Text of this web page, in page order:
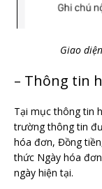
Giao
– Thông tin
Tại mục thông tin
trường thông tin
hóa đơn, Đồng
thức Ngày hóa
ngày hiện tại.